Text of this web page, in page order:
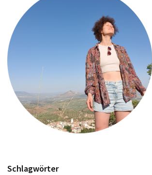
Schlagwörter